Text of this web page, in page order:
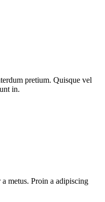
pretium. Quisque vel
in.
metus. Proin a adipiscing